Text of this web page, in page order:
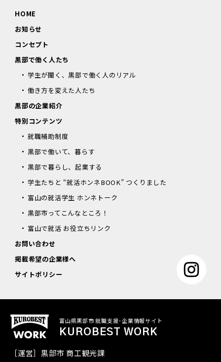
HOME
お知らせ
コンセプト
黒部で働く人たち
学生が聞く、黒部で働く人のリアル
働き方を変えた人たち
黒部の企業紹介
特別コンテンツ
就職補助制度
黒部で働いて、暮らす
黒部で暮らし、起業する
学生たちと “就活ホンネBOOK” つくりました
富山の就活学生 ホンネトーク
黒部市ってこんなところ！
富山で就活 お役立ちリンク
お問い合わせ
掲載希望の企業様へ
サイトポリシー
富山県黒部市 就職支援･企業情報サイト
KUROBEST WORK
［運営］黒部市 商工観光課